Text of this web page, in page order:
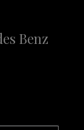
Benz